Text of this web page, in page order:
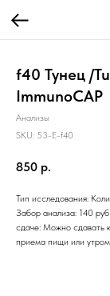
f40 Тунец /
ImmunoCAP
Анализы
SKU: 53-E-f40
850 р.
Тип исследования:
Забор анализа: 140
сдаче: Можно сдавать
приема пищи или